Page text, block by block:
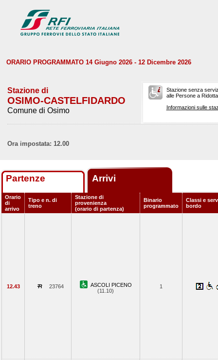
ORARIO PROGRAMMATO 14 Giugno 2026 - 12 Dicembre 2026
Stazione di
OSIMO-CASTELFIDARDO
Comune di Osimo
Stazione senza
alle Persone a
Informazioni sulle
Ora impostata: 12.00
Partenze Arrivi
Orario
di
arrivo
Tipo e n. di
treno
Stazione di
provenienza
(orario di partenza)
Binario
programmato
Classi e
bordo
12.43 23764
ASCOLI PICENO
(11.10)
1